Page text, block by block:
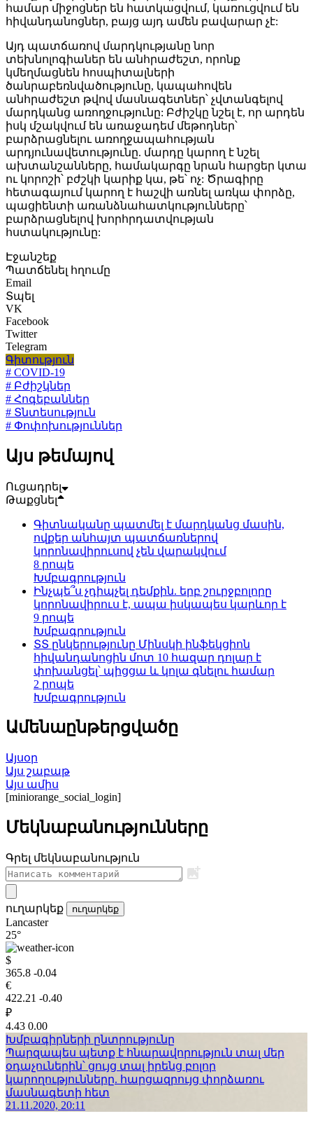
համար միջոցներ են հատկացվում, կառուցվում են
հիվանդանոցներ, բայց այդ ամեն բավարար չէ:
Այդ պատճառով մարդկությանը նոր
տեխնոլոգիաներ են անհրաժեշտ, որոնք
կմեղմացնեն հոսպիտալների
ծանրաբեռնվածությունը, կապահովեն
անհրաժեշտ թվով մասնագետներ՝ չվտանգելով
մարդկանց առողջությունը: Բժիշկը նշել է, որ արդեն
իսկ մշակվում են առաջադեմ մեթոդներ՝
բարձրացնելու առողջապահության
արդյունավետությունը. մարդը կարող է նշել
ախտանշանները, համակարգը նրան հարցեր կտա
ու կորոշի՝ բժշկի կարիք կա, թե՝ ոչ: Ծրագիրը
հետագայում կարող է հաշվի առնել առկա փորձը,
պացիենտի առանձնահատկությունները՝
բարձրացնելով խորհրդատվության
հստակությունը:
Էջանշեք
Պատճենել հղումը
Email
Տպել
VK
Facebook
Twitter
Telegram
Գիտություն
# COVID-19
# Բժիշկներ
# Հոգեբաններ
# Տնտեսություն
# Փոփոխություններ
Այս թեմայով
Ուցադրել
Թաքցնել
Գիտնականը պատմել է մարդկանց մասին,
ովքեր անհայտ պատճառներով
կորոնավիրուսով չեն վարակվում
8 րոպե
Խմբագրություն
Ինչպե՞ս չդիպչել դեմքին. երբ շուրջբոլորը
կորոնավիրուս է, ապա իսկապես կարևոր է
9 րոպե
Խմբագրություն
ՏՏ ընկերությունը Մինսկի ինֆեկցիոն
հիվանդանոցին մոտ 10 հազար դոլար է
փոխանցել՝ պիցցա և կոլա գնելու համար
2 րոպե
Խմբագրություն
Ամենաընթերցվածը
Այսօր
Այս շաբաթ
Այս ամիս
[miniorange_social_login]
Մեկնաբանությունները
Գրել մեկնաբանություն
ուղարկեք ուղարկեք
Lancaster
25°
$
365.8 -0.04
€
422.21 -0.40
₽
4.43 0.00
Խմբագիրների ընտրությունը
Պարզապես պետք է հնարավորություն տալ մեր
օդաչուներին՝ ցույց տալ իրենց բոլոր
կարողությունները. հարցազրույց փորձառու
մասնագետի հետ
21.11.2020, 20:11